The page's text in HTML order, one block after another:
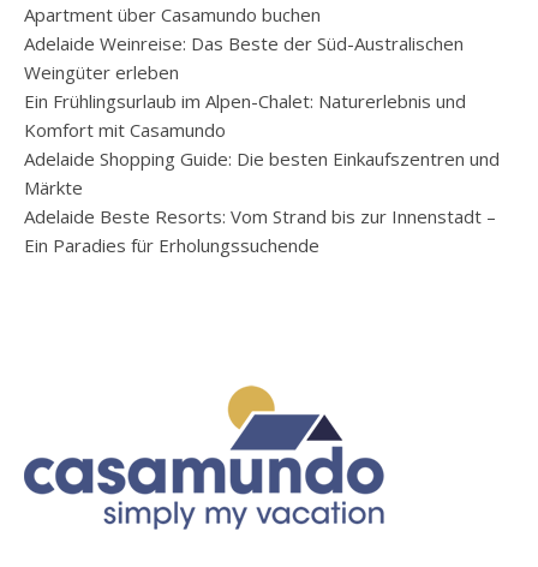
Apartment über Casamundo buchen
Adelaide Weinreise: Das Beste der Süd-Australischen
Weingüter erleben
Ein Frühlingsurlaub im Alpen-Chalet: Naturerlebnis und
Komfort mit Casamundo
Adelaide Shopping Guide: Die besten Einkaufszentren und
Märkte
Adelaide Beste Resorts: Vom Strand bis zur Innenstadt –
Ein Paradies für Erholungssuchende